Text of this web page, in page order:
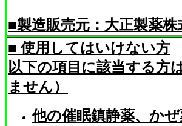
■製造販売元：大正製薬株
■ 使用してはいけない方
以下の項目に該当する方
ません）
他の催眠鎮静薬、か